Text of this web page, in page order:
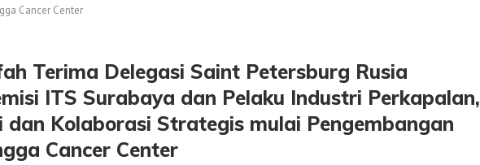
Cancer Center
Terima Delegasi Saint Petersburg Rusia
ITS Surabaya dan Pelaku Industri Perkapalan,
dan Kolaborasi Strategis mulai Pengembangan
Cancer Center